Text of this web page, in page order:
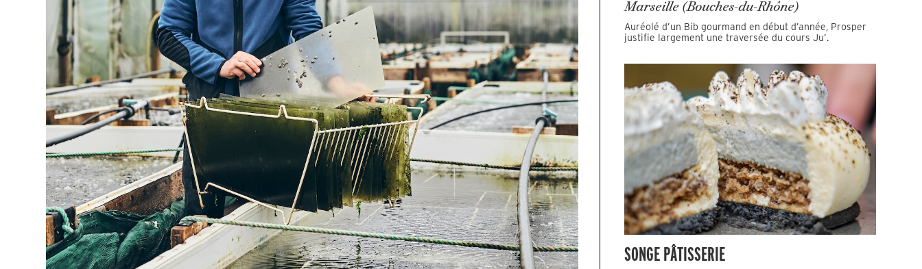
Marseille (Bouches-du-Rhône)
Auréolé d’un Bib gourmand en début d’année, Prosper
justifie largement une traversée du cours Ju’.
SONGE PÂTISSERIE